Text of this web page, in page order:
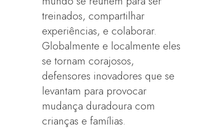
treinados, compartilhar
experiências, e colaborar.
Globalmente e localmente eles
se tornam corajosos,
defensores inovadores que se
levantam para provocar
mudança duradoura com
crianças e famílias.